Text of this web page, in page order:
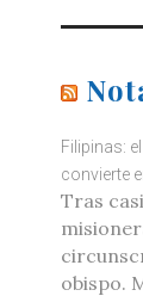
Filipinas:
convierte
Tras
obispo.